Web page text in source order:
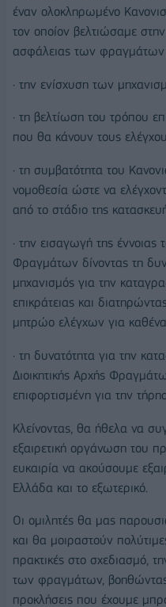
έναν ολοκληρωμένο
τον οποίον βελτιώσαμε
ασφάλειας των
· την ενίσχυση των
· τη βελτίωση του τρόπου
που θα κάνουν τους
· τη συμβατότητα του
νομοθεσία ώστε να
από το στάδιο της
· την εισαγωγή της
Φραγμάτων δίνοντας τη
μηχανισμός για την
επικράτειας και
μητρώο ελέγχων για
· τη δυνατότητα για την
Διοικητικής Αρχής
επιφορτισμένη για την
Κλείνοντας, θα ήθελα να
εξαιρετική οργάνωση του
ευκαιρία να ακούσουμε
Ελλάδα και το εξωτερικό.
Οι ομιλητές θα μας
και θα μοιραστούν
πρακτικές στο σχεδιασμό,
των φραγμάτων, βοηθώντας
προκλήσεις που έχουμε